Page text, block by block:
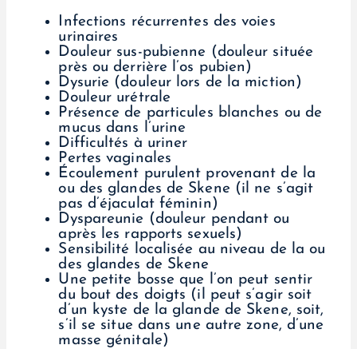
Infections récurrentes des voies
urinaires
Douleur sus-pubienne (douleur située
près ou derrière l’os pubien)
Dysurie (douleur lors de la miction)
Douleur urétrale
Présence de particules blanches ou de
mucus dans l’urine
Difficultés à uriner
Pertes vaginales
Écoulement purulent provenant de la
ou des glandes de Skene (il ne s’agit
pas d’éjaculat féminin)
Dyspareunie (douleur pendant ou
après les rapports sexuels)
Sensibilité localisée au niveau de la ou
des glandes de Skene
Une petite bosse que l’on peut sentir
du bout des doigts (il peut s’agir soit
d’un kyste de la glande de Skene, soit,
s’il se situe dans une autre zone, d’une
masse génitale)